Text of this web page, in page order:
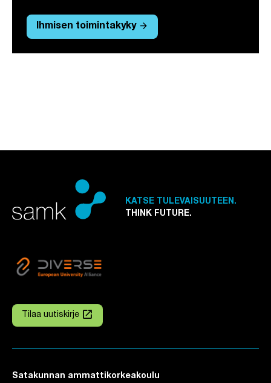
Ihmisen toimintakyky arrow_forward
KATSE TULEVAISUUTEEN.
THINK FUTURE.
Tilaa uutiskirje
Linkki avautuu uuteen välilehteen
launch
Satakunnan ammattikorkeakoulu